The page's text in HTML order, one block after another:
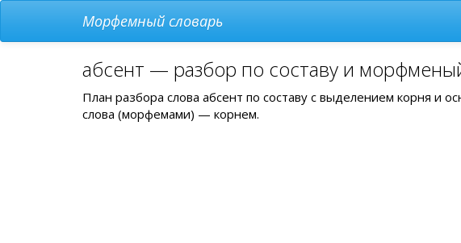
Морфемный словарь
абсент — разбор по составу и
План разбора слова абсент по составу с выделением корня и
слова (морфемами) — корнем.